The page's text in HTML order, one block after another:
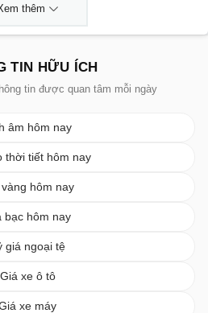
thêm
TIN HỮU ÍCH
tin được quan tâm mỗi ngày
âm hôm nay
thời tiết hôm nay
hôm nay
bạc hôm nay
giá ngoại tệ
Giá xe ô tô
xe máy